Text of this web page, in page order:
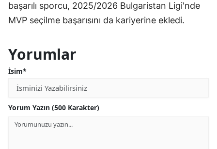
başarılı sporcu, 2025/2026 Bulgaristan Ligi'nde
MVP seçilme başarısını da kariyerine ekledi.
Yorumlar
İsim*
Yorum Yazın (500 Karakter)